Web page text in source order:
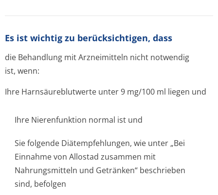
Es ist wichtig zu berücksichtigen, dass
die Behandlung mit Arzneimitteln nicht notwendig
ist, wenn:
Ihre Harnsäureblutwerte unter 9 mg/100 ml liegen und
Ihre Nierenfunktion normal ist und
Sie folgende Diätempfehlungen, wie unter „Bei
Einnahme von Allostad zusammen mit
Nahrungsmitteln und Getränken“ beschrieben
sind, befolgen